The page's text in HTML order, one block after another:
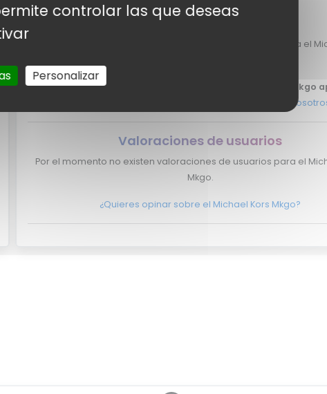
Valoraciones de expertos
Por el momento no tenemos valoraciones de expertos para el
¿Eres experto y quieres que tu review del Michael Kors Mkgo
contacto con
Valoraciones de usuarios
Por el momento no existen valoraciones de usuarios para el
Mkgo.
¿Quieres opinar sobre el Michael Kors Mkgo?
controlar las que deseas
Personalizar